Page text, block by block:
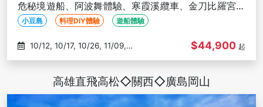
危秘境遊船、阿波舞體驗、寒霞溪纜車、金刀比羅宮、
松山城-高雄出發
小豆島 料理DIY體驗 遊船體驗
11/14
$44,900 起
高雄直飛高松◇關西◇廣島岡山